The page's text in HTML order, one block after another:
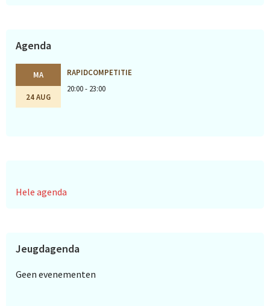
Agenda
MA
24 AUG
RAPIDCOMPETITIE
20:00 - 23:00
Hele agenda
Jeugdagenda
Geen evenementen